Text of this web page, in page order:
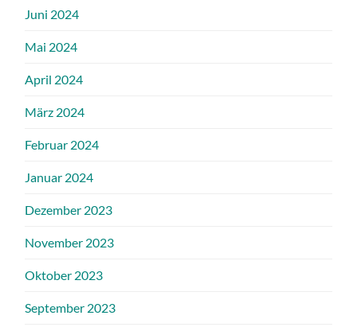
Juni 2024
Mai 2024
April 2024
März 2024
Februar 2024
Januar 2024
Dezember 2023
November 2023
Oktober 2023
September 2023